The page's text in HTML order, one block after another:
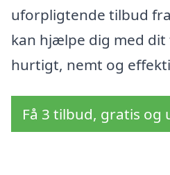
uforpligtende tilbud
kan hjælpe dig med
hurtigt, nemt og
Få 3 tilbud, gratis